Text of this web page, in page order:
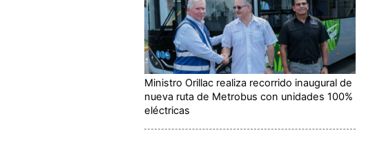
Ministro Orillac realiza recorrido inaugural de
nueva ruta de Metrobus con unidades 100%
eléctricas